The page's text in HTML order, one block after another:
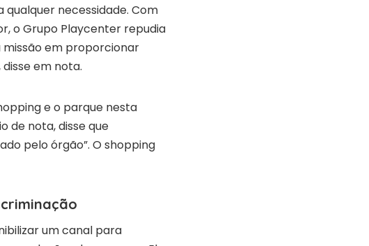
necessidade. Com
o Grupo Playcenter repudia
missão em proporcionar
em nota.
e o parque nesta
de nota, disse que
pelo órgão”. O shopping
um canal para